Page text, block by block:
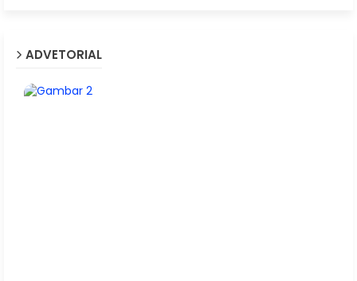
ADVETORIAL